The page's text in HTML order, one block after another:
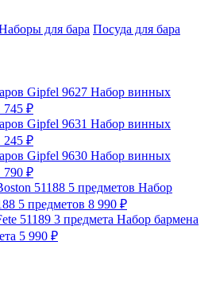
для бара Посуда для бара
Набор винных
745 ₽
Набор винных
245 ₽
Набор винных
790 ₽
Набор
5 предметов 8 990 ₽
Набор бармена
5 990 ₽